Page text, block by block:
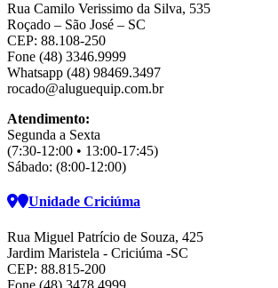
Rua Camilo Verissimo da Silva, 535
Roçado – São José – SC
CEP: 88.108-250
Fone (48) 3346.9999
Whatsapp (48) 98469.3497
rocado@aluguequip.com.br
Atendimento:
Segunda a Sexta
(7:30-12:00 • 13:00-17:45)
Sábado: (8:00-12:00)
Unidade Criciúma
Rua Miguel Patrício de Souza, 425
Jardim Maristela - Criciúma -SC
CEP: 88.815-200
Fone (48) 3478.4999